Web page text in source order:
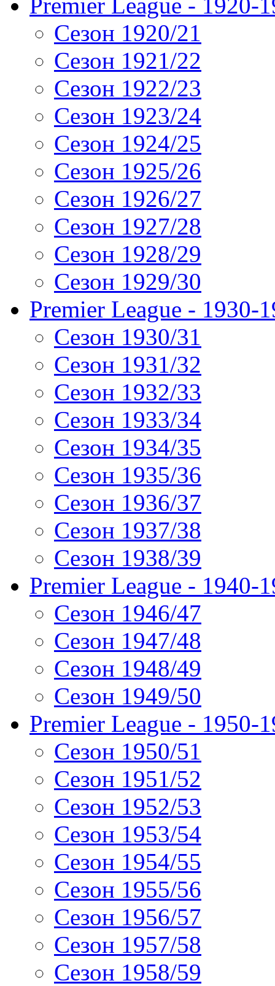
Сезон 1920/21
Сезон 1921/22
Сезон 1922/23
Сезон 1923/24
Сезон 1924/25
Сезон 1925/26
Сезон 1926/27
Сезон 1927/28
Сезон 1928/29
Сезон 1929/30
Premier League - 1930-
Сезон 1930/31
Сезон 1931/32
Сезон 1932/33
Сезон 1933/34
Сезон 1934/35
Сезон 1935/36
Сезон 1936/37
Сезон 1937/38
Сезон 1938/39
Premier League - 1940-
Сезон 1946/47
Сезон 1947/48
Сезон 1948/49
Сезон 1949/50
Premier League - 1950-
Сезон 1950/51
Сезон 1951/52
Сезон 1952/53
Сезон 1953/54
Сезон 1954/55
Сезон 1955/56
Сезон 1956/57
Сезон 1957/58
Сезон 1958/59